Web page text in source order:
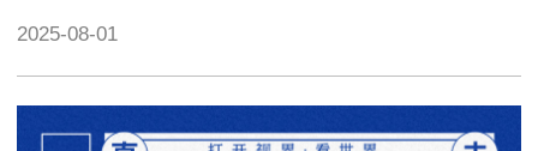
2025-08-01